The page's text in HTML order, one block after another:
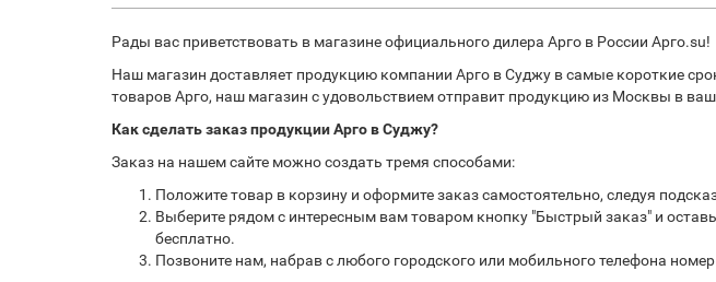
Рады вас приветствовать в магазине официального дилера Арго в России Арго.su!
Наш магазин доставляет продукцию компании Арго в Суджу в самые короткие
товаров Арго, наш магазин с удовольствием отправит продукцию из Москвы в
Как сделать заказ продукции Арго в Суджу?
Заказ на нашем сайте можно создать тремя способами:
Положите товар в корзину и оформите заказ самостоятельно, следуя
Выберите рядом с интересным вам товаром кнопку "Быстрый заказ" и
бесплатно.
Позвоните нам, набрав с любого городского или мобильного телефона